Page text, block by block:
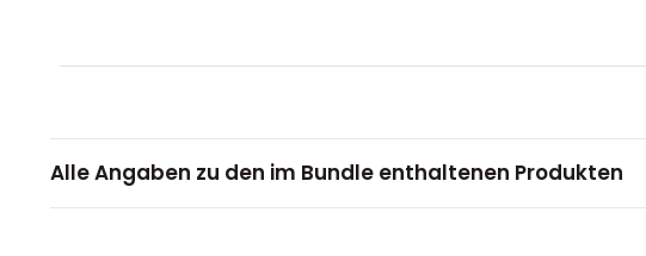
Alle Angaben zu den im Bundle enthaltenen Produkten